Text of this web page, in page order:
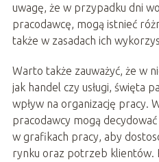
uwagę, że w przypadku dni
pracodawcę, mogą istnieć
także w zasadach ich
Warto także zauważyć, że w
jak handel czy usługi, święta
wpływ na organizację pracy.
pracodawcy mogą
w grafikach pracy, aby
rynku oraz potrzeb klientów.